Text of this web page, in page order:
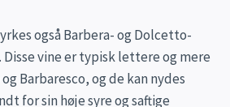
også Barbera- og Dolcetto-
vine er typisk lettere og mere
Barbaresco, og de kan nydes
for sin høje syre og saftige